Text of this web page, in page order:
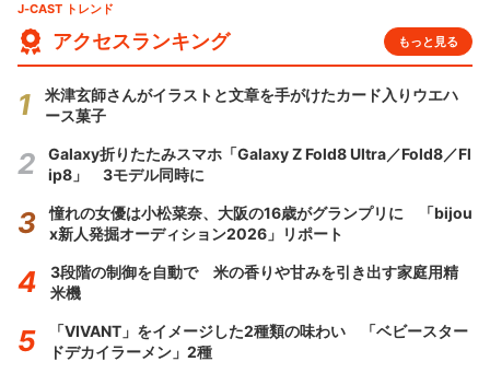
J-CAST トレンド
アクセスランキング もっと見る
米津玄師さんがイラストと文章を手がけたカード入りウエハ
ース菓子
Galaxy折りたたみスマホ「Galaxy Z Fold8 Ultra／Fold8／Fl
ip8」 3モデル同時に
憧れの女優は小松菜奈、大阪の16歳がグランプリに 「bijou
x新人発掘オーディション2026」リポート
3段階の制御を自動で 米の香りや甘みを引き出す家庭用精
米機
「VIVANT」をイメージした2種類の味わい 「ベビースター
ドデカイラーメン」2種